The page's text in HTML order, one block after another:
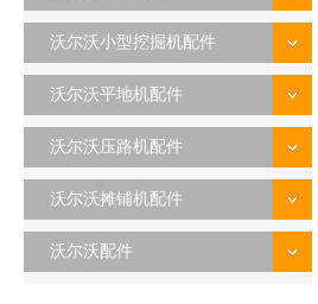
沃尔沃小型挖掘机配件
沃尔沃平地机配件
沃尔沃压路机配件
沃尔沃摊铺机配件
沃尔沃配件